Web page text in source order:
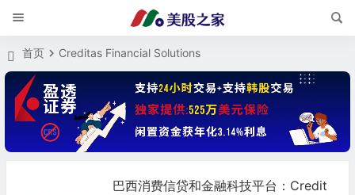
首页 Creditas Financial Solutions
巴西消费信贷和金融科技平台：Credit